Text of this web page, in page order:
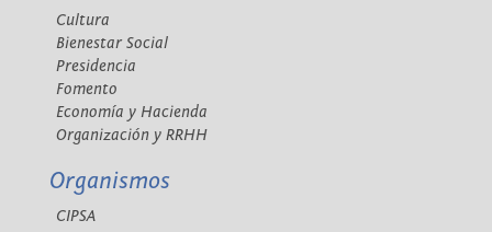
Cultura
Bienestar Social
Presidencia
Fomento
Economía y Hacienda
Organización y RRHH
Organismos
CIPSA